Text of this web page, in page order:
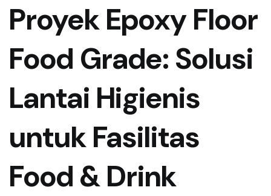
Proyek Epoxy Floor
Food Grade: Solusi
Lantai Higienis
untuk Fasilitas
Food & Drink